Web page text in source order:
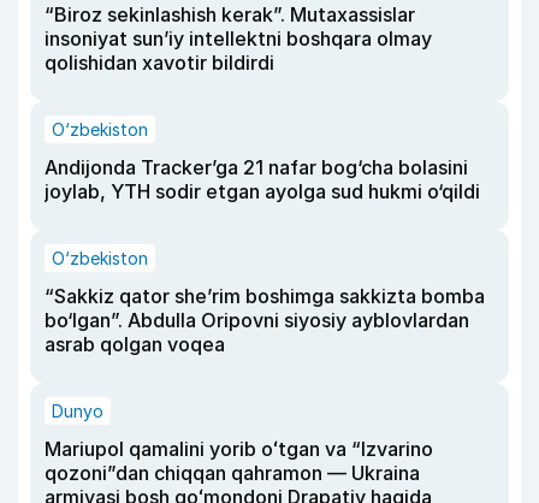
“Biroz sekinlashish kerak”. Mutaxassislar
insoniyat sun’iy intellektni boshqara olmay
qolishidan xavotir bildirdi
O‘zbekiston
Andijonda Tracker’ga 21 nafar bog‘cha bolasini
joylab, YTH sodir etgan ayolga sud hukmi o‘qildi
O‘zbekiston
“Sakkiz qator she’rim boshimga sakkizta bomba
bo‘lgan”. Abdulla Oripovni siyosiy ayblovlardan
asrab qolgan voqea
Dunyo
Mariupol qamalini yorib oʻtgan va “Izvarino
qozoni”dan chiqqan qahramon — Ukraina
armiyasi bosh qoʻmondoni Drapatiy haqida